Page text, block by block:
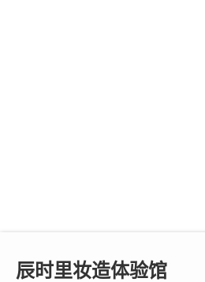
辰时里妆造体验馆